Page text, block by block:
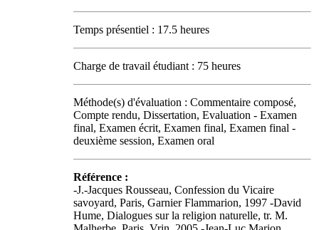
Temps présentiel : 17.5 heures
Charge de travail étudiant : 75 heures
Méthode(s) d'évaluation : Commentaire composé,
Compte rendu, Dissertation, Evaluation - Examen
final, Examen écrit, Examen final, Examen final -
deuxième session, Examen oral
Référence :
-J.-Jacques Rousseau, Confession du Vicaire
savoyard, Paris, Garnier Flammarion, 1997 -David
Hume, Dialogues sur la religion naturelle, tr. M.